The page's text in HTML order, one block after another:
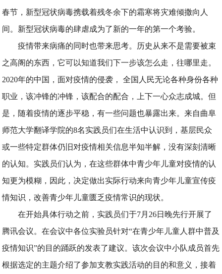
春节，新型冠状病毒携载着残冬余下的霜寒将灾难倾撒向人
间。新型冠状病毒的肆虐成为了新的一年的第一个考验。
疫情带来病痛的同时也带来思考。历史从来不是需要被束
之高阁的东西，它可以知道我们下一步该怎么走，往哪里走。
2020年的中国，面对疫情的侵袭， 全国人民无论各种身份各种
职业，该冲锋的冲锋，该配合的配合，上下一心众志成城。但
是，随着疫情的逐步平稳，有一些问题也暴露出来。来自曲阜
师范大学翻译学院的8名实践员们在生活中认识到，基层民众
或一些特定群体仍旧对疫情相关信息半知半解，没有深刻清晰
的认知。实践员们认为，在这些群体中青少年儿童对疫情的认
知更为模糊，因此，决定做出实际行动来向青少年儿童宣传疫
情知识，改善青少年儿童匮乏疫情常识的现状。
在开始具体行动之前，实践员们于7月26日晚先行开展了
腾讯会议。在会议中各位实验员针对“在青少年儿童人群中普及
疫情知识”的目的踊跃的发表了建议。该次会议中小队成员首先
根据选定的主题介绍了参加支教实践活动的目的和意义，接着